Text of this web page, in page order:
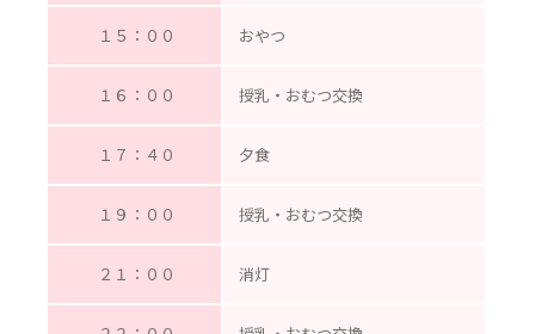
１５：００ おやつ
１６：００ 授乳・おむつ交換
１７：４０ 夕食
１９：００ 授乳・おむつ交換
２１：００ 消灯